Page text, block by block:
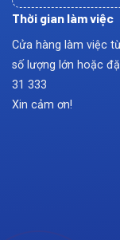
Thời gian làm việc
Cửa hàng làm việc
số lượng lớn hoặc
31 333
Xin cảm ơn!